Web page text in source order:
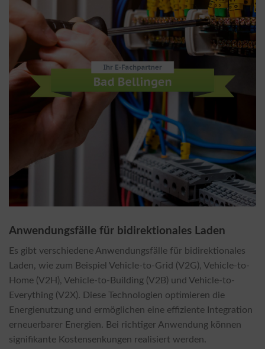
Anwendungsfälle für bidirektionales Laden
Es gibt verschiedene Anwendungsfälle für bidirektionales
Laden, wie zum Beispiel Vehicle-to-Grid (V2G), Vehicle-to-
Home (V2H), Vehicle-to-Building (V2B) und Vehicle-to-
Everything (V2X). Diese Technologien optimieren die
Energienutzung und ermöglichen eine effiziente Integration
erneuerbarer Energien. Bei richtiger Anwendung können
signifikante Kostensenkungen realisiert werden.